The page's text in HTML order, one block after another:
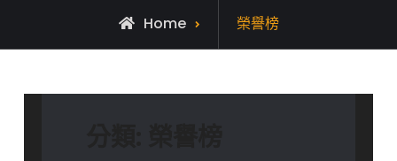
Home
Archive
for
榮譽榜